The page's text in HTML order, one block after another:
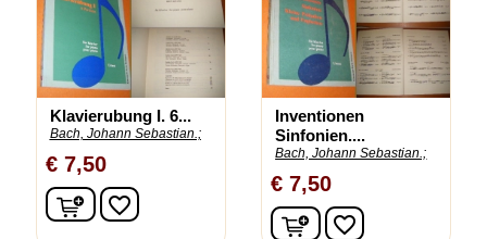
Klavierubung I. 6...
Bach, Johann Sebastian.;
€ 7,50
In winkelwagen
favorite_border
Inventionen
Sinfonien....
Bach, Johann Sebastian.;
€ 7,50
In winkelwagen
favorite_border